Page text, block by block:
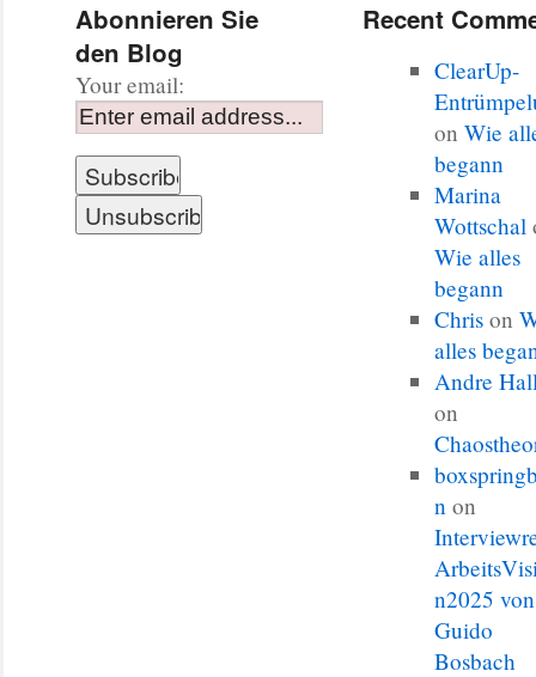
Abonnieren Sie
den Blog
Your email:
Recent
ClearUp-
onWie
begann
Marina
Wottschal
Wie alles
begann
Chris on
alles
Andre
on
n on
n2025 von
Guido
Bosbach